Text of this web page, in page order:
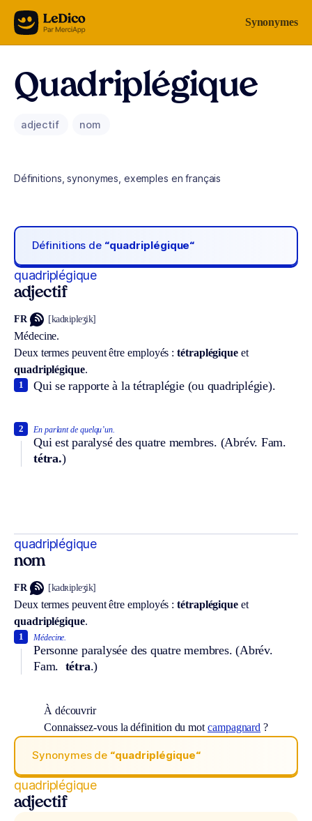
Aller au contenu Synonymes
Quadriplégique
adjectif nom
Définitions, synonymes, exemples en français
Définitions de “quadriplégique“
quadriplégique
adjectif
FR [kadʀipleʒik]
Médecine.
Deux termes peuvent être employés :tétraplégique et
quadriplégique.
Qui se rapporte à la tétraplégie (ou quadriplégie).
1
En parlant de quelqu’un.
Qui est paralysé des quatre membres. (Abrév. Fam.
tétra.)
2
quadriplégique
nom
FR [kadʀipleʒik]
Deux termes peuvent être employés :tétraplégique et
quadriplégique.
Médecine.
Personne paralysée des quatre membres. (Abrév.
Fam. tétra.)
1
À découvrir
Connaissez-vous la définition du mot campagnard ?
Synonymes de “quadriplégique“
quadriplégique
adjectif